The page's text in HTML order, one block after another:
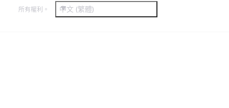
所有權利。 中文 (繁體)